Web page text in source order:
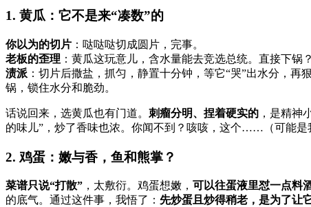
1. 黄瓜：它不是来“凑数”的
你以为的切片 ：哒哒哒切成圆片，完事。
老板的歪理 ：黄瓜这玩意儿，含水量能去竞选总统。直接下锅
渍派 ：切片后撒盐，抓匀，静置十分钟，等它“哭”出水分，
锅，锁住水分和脆劲。
话说回来，选黄瓜也有门道。 刺瘤分明、捏着硬实的 ，是精神
的味儿”，炒了香味也浓。你闻不到？咳咳，这个……（可能是
2. 鸡蛋：嫩与香，鱼和熊掌？
菜谱只说“打散” ，太敷衍。鸡蛋想嫩， 可以往蛋液里怼一点料
的底气。通过这件事，我悟了： 先炒蛋且炒得稍老，是为了让